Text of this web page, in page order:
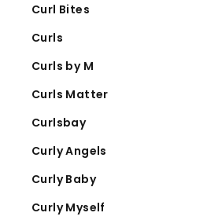
Curl Bites
Curls
Curls by M
Curls Matter
Curlsbay
Curly Angels
Curly Baby
Curly Myself